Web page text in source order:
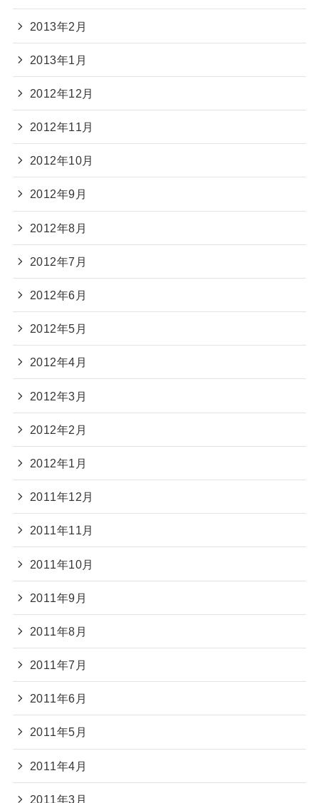
2013年2月
2013年1月
2012年12月
2012年11月
2012年10月
2012年9月
2012年8月
2012年7月
2012年6月
2012年5月
2012年4月
2012年3月
2012年2月
2012年1月
2011年12月
2011年11月
2011年10月
2011年9月
2011年8月
2011年7月
2011年6月
2011年5月
2011年4月
2011年3月